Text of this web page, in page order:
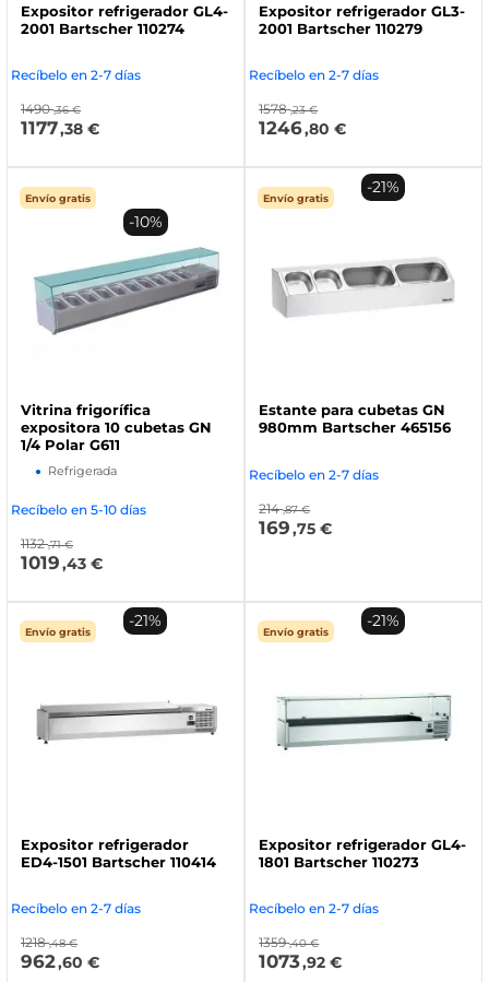
Expositor refrigerador GL4-
2001 Bartscher 110274
Recíbelo en 2-7 días
1490 ,36 €
1177,38 €
Expositor refrigerador GL3-
2001 Bartscher 110279
Recíbelo en 2-7 días
1578 ,23 €
1246,80 €
Envío gratis
Vitrina frigorífica
expositora 10 cubetas GN
1/4 Polar G611
Refrigerada
Recíbelo en 5-10 días
1132 ,71 €
1019,43 €
-10%
Envío gratis
Estante para cubetas GN
980mm Bartscher 465156
Recíbelo en 2-7 días
214 ,87 €
169,75 €
-21%
Envío gratis
Expositor refrigerador
ED4-1501 Bartscher 110414
Recíbelo en 2-7 días
1218 ,48 €
962,60 €
-21%
Envío gratis
Expositor refrigerador GL4-
1801 Bartscher 110273
Recíbelo en 2-7 días
1359 ,40 €
1073,92 €
-21%